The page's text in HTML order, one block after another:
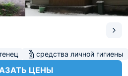
средства личной гигиены
ЦЕНЫ